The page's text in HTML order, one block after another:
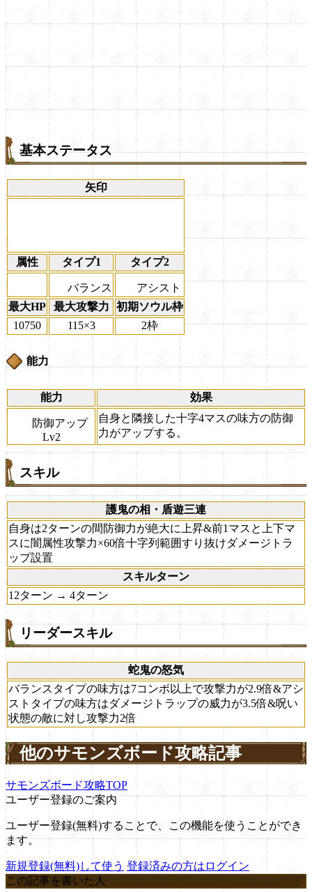
基本ステータス
矢印
属性 タイプ1 タイプ2
バランス
アシスト
最大HP
最大攻撃力
初期ソウル枠
10750
115×3 2枠
能力
能力 効果
防御アップ
Lv2
自身と隣接した十字4マスの味方の防御
力がアップする。
スキル
護鬼の相・盾遊三連
自身は2ターンの間防御力が絶大に上昇&前1マスと上下マ
スに闇属性攻撃力×60倍十字列範囲すり抜けダメージトラ
ップ設置
スキルターン
12ターン → 4ターン
リーダースキル
蛇鬼の怒気
バランスタイプの味方は7コンボ以上で攻撃力が2.9倍&アシ
ストタイプの味方はダメージトラップの威力が3.5倍&呪い
状態の敵に対し攻撃力2倍
他のサモンズボード攻略記事
サモンズボード攻略TOP
ユーザー登録のご案内
ユーザー登録(無料)することで、この機能を使うことができ
ます。
新規登録(無料)して使う 登録済みの方はログイン
この記事を書いた人